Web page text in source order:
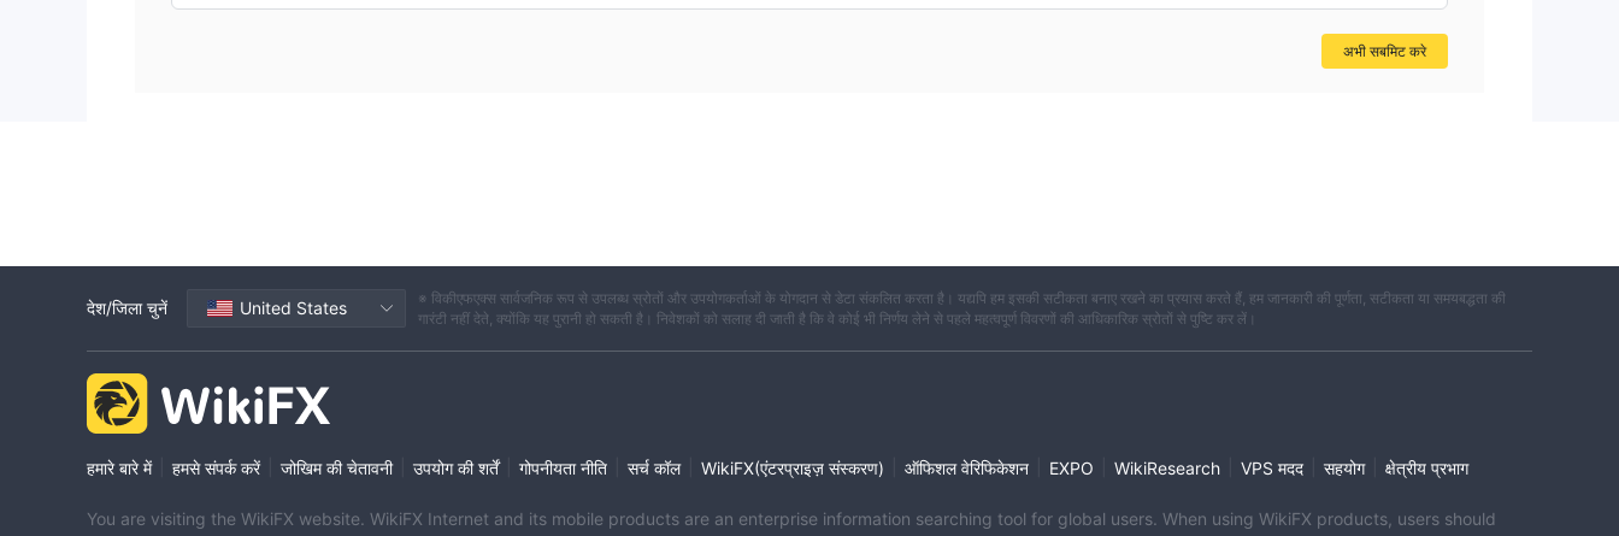
अभी सबमिट करे
देश/जिला चुनें United States
※ विकीएफएक्स सार्वजनिक रूप से उपलब्ध स्रोतों और उपयोगकर्ताओं के योगदान से डेटा संकलित करता है। यद्यपि हम इसकी सटीकता बनाए रखने का प्रयास करते हैं, हम जानकारी की पूर्णता, सटीकता या समयबद्धता की
गारंटी नहीं देते, क्योंकि यह पुरानी हो सकती है। निवेशकों को सलाह दी जाती है कि वे कोई भी निर्णय लेने से पहले महत्वपूर्ण विवरणों की आधिकारिक स्रोतों से पुष्टि कर लें।
हमारे बारे में हमसे संपर्क करें जोखिम की चेतावनी उपयोग की शर्तें गोपनीयता नीति सर्च कॉल WikiFX(एंटरप्राइज़ संस्करण) ऑफिशल वेरिफिकेशन EXPO WikiResearch VPS मदद सहयोग क्षेत्रीय प्रभाग
You are visiting the WikiFX website. WikiFX Internet and its mobile products are an enterprise information searching tool for global users. When using WikiFX products, users should